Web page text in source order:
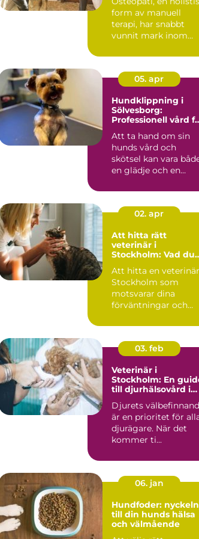
form av manuell
terapi, har snabbt
vunnit mark inom
05. apr
Hundklippning i
Sölvesborg:
Professionell vård
Att ta hand om sin
hunds vård och
skötsel kan vara
en glädje och en
02. apr
Att hitta rätt
veterinär i
Stockholm: Vad du
Att hitta en
Stockholm som
motsvarar dina
förväntningar och
03. feb
Veterinär i
Stockholm: En
till djurhälsovård i
Djurets
är en prioritet för
djurägare. När det
kommer ti...
06. jan
Hundfoder: nyckeln
till din hunds hälsa
och välmående